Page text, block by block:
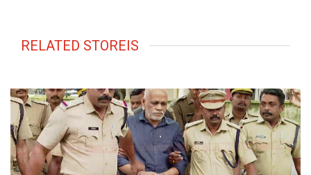
RELATED STOREIS